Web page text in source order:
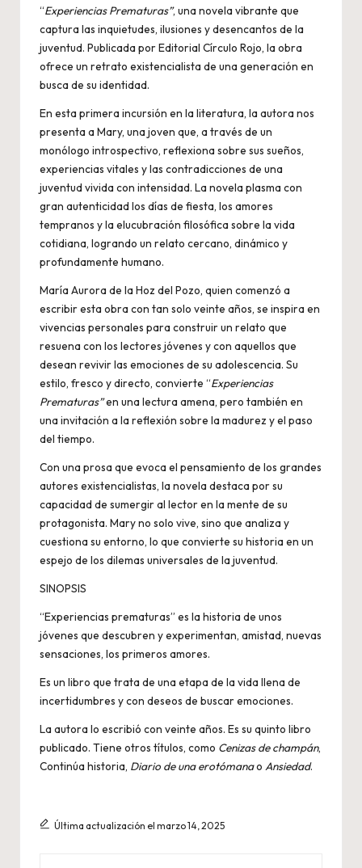
“Experiencias Prematuras”, una novela vibrante que
captura las inquietudes, ilusiones y desencantos de la
juventud. Publicada por Editorial Círculo Rojo, la obra
ofrece un retrato existencialista de una generación en
busca de su identidad.
En esta primera incursión en la literatura, la autora nos
presenta a Mary, una joven que, a través de un
monólogo introspectivo, reflexiona sobre sus sueños,
experiencias vitales y las contradicciones de una
juventud vivida con intensidad. La novela plasma con
gran autenticidad los días de fiesta, los amores
tempranos y la elucubración filosófica sobre la vida
cotidiana, logrando un relato cercano, dinámico y
profundamente humano.
María Aurora de la Hoz del Pozo, quien comenzó a
escribir esta obra con tan solo veinte años, se inspira en
vivencias personales para construir un relato que
resuena con los lectores jóvenes y con aquellos que
desean revivir las emociones de su adolescencia. Su
estilo, fresco y directo, convierte “Experiencias
Prematuras”en una lectura amena, pero también en
una invitación a la reflexión sobre la madurez y el paso
del tiempo.
Con una prosa que evoca el pensamiento de los grandes
autores existencialistas, la novela destaca por su
capacidad de sumergir al lector en la mente de su
protagonista. Mary no solo vive, sino que analiza y
cuestiona su entorno, lo que convierte su historia en un
espejo de los dilemas universales de la juventud.
SINOPSIS
“Experiencias prematuras” es la historia de unos
jóvenes que descubren y experimentan, amistad, nuevas
sensaciones, los primeros amores.
Es un libro que trata de una etapa de la vida llena de
incertidumbres y con deseos de buscar emociones.
La autora lo escribió con veinte años. Es su quinto libro
publicado. Tiene otros títulos, como Cenizas de champán,
Continúa historia, Diario de una erotómanao Ansiedad.
Última actualización el marzo 14, 2025